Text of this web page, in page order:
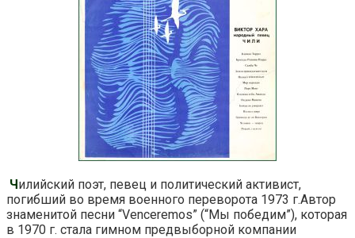
Чилийский поэт, певец и политический активист,
погибший во время военного переворота 1973 г.Автор
знаменитой песни “Venceremos” (“Мы победим”), которая
в 1970 г. стала гимном предвыборной компании